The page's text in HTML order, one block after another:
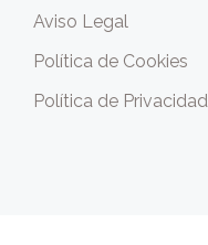
Aviso Legal
Política de Cookies
Política de Privacidad